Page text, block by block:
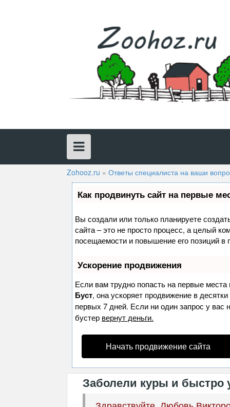
Zohooz.ru » Ответы специалиста на ваши
Как продвинуть сайт на первые
Вы создали или только планируете
сайта – это не просто процесс, а целый
посещаемости и повышение его позиций в
Ускорение продвижения
Если вам трудно попасть на первые
Буст, она ускоряет продвижение в
первых 7 дней. Если ни один запрос у вас
бустер вернут деньги.
Начать продвижение сайта
Заболели куры и